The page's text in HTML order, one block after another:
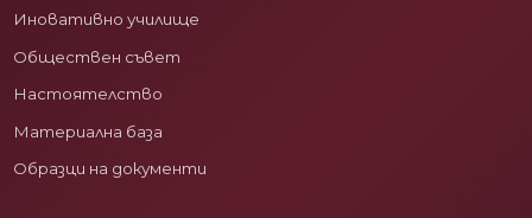
Иновативно училище
Обществен съвет
Настоятелство
Материална база
Образци на документи